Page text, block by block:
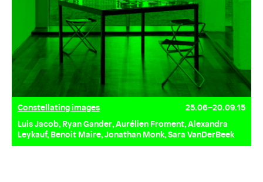
Constellating images
25.06–20.09.15
Luis Jacob, Ryan Gander, Aurélien Froment, Alexandra
Leykauf, Benoit Maire, Jonathan Monk, Sara VanDerBeek